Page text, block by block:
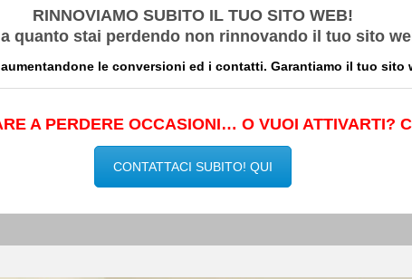
RINNOVIAMO SUBITO IL TUO SITO WEB!
a quanto stai perdendo non rinnovando il tuo sito
le conversioni ed i contatti. Garantiamo il tuo sito
A PERDERE OCCASIONI… O VUOI ATTIVARTI?
CONTATTACI SUBITO! QUI